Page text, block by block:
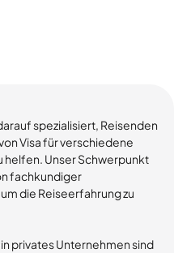
spezialisiert, Reisenden
Visa für verschiedene
helfen. Unser Schwerpunkt
fachkundiger
die Reiseerfahrung zu
privates Unternehmen sind